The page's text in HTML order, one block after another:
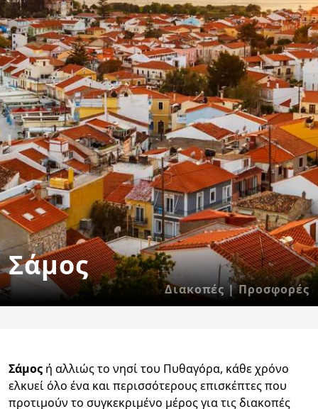
Σάμος
Διακοπές | Προσφορές
Σάμος ή αλλιώς το νησί του Πυθαγόρα, κάθε χρόνο
ελκυεί όλο ένα και περισσότερους επισκέπτες που
προτιμούν το συγκεκριμένο μέρος για τις διακοπές